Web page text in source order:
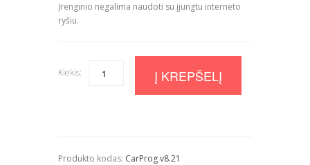
Įrenginio negalima naudoti su įjungtu interneto
ryšiu.
Kiekis: Quantity Į KREPŠELĮ
Produkto kodas: CarProg v8.21